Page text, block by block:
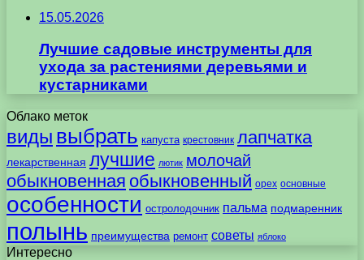
15.05.2026
Лучшие садовые инструменты для
ухода за растениями деревьями и
кустарниками
Облако меток
виды выбрать капуста крестовник лапчатка
лекарственная лучшие лютик молочай
обыкновенная обыкновенный орех основные
особенности остролодочник пальма подмаренник
полынь преимущества ремонт советы яблоко
Интересно